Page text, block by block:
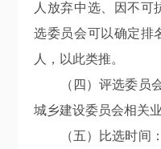
人放弃中选、因不可
选委员会可以确定排
人，以此类推。
（四）评选委员会
城乡建设委员会相关
（五）比选时间：